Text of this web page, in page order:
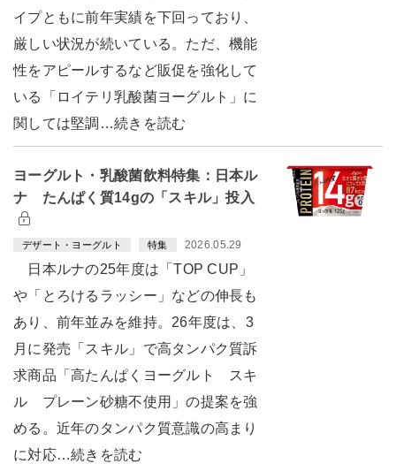
イプともに前年実績を下回っており、
厳しい状況が続いている。ただ、機能
性をアピールするなど販促を強化して
いる「ロイテリ乳酸菌ヨーグルト」に
関しては堅調…続きを読む
ヨーグルト・乳酸菌飲料特集：日本ル
ナ たんぱく質14gの「スキル」投入
デザート・ヨーグルト 特集 2026.05.29
日本ルナの25年度は「TOP CUP」
や「とろけるラッシー」などの伸長も
あり、前年並みを維持。26年度は、3
月に発売「スキル」で高タンパク質訴
求商品「高たんぱくヨーグルト スキ
ル プレーン砂糖不使用」の提案を強
める。近年のタンパク質意識の高まり
に対応…続きを読む